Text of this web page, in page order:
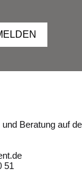
Beratung auf
51